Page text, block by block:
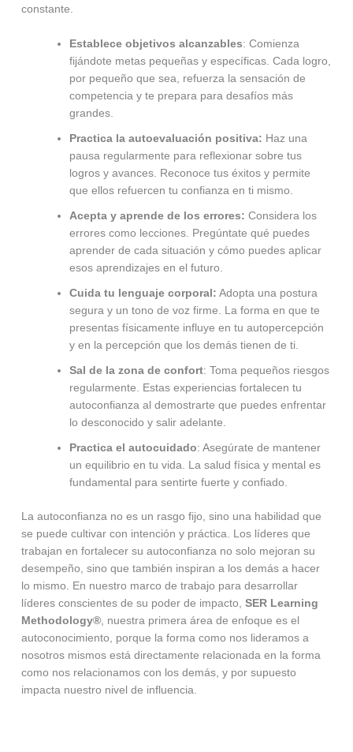
constante.
Establece objetivos alcanzables: Comienza
fijándote metas pequeñas y específicas. Cada logro,
por pequeño que sea, refuerza la sensación de
competencia y te prepara para desafíos más
grandes.
Practica la autoevaluación positiva: Haz una
pausa regularmente para reflexionar sobre tus
logros y avances. Reconoce tus éxitos y permite
que ellos refuercen tu confianza en ti mismo.
Acepta y aprende de los errores: Considera los
errores como lecciones. Pregúntate qué puedes
aprender de cada situación y cómo puedes aplicar
esos aprendizajes en el futuro.
Cuida tu lenguaje corporal: Adopta una postura
segura y un tono de voz firme. La forma en que te
presentas físicamente influye en tu autopercepción
y en la percepción que los demás tienen de ti.
Sal de la zona de confort: Toma pequeños riesgos
regularmente. Estas experiencias fortalecen tu
autoconfianza al demostrarte que puedes enfrentar
lo desconocido y salir adelante.
Practica el autocuidado: Asegúrate de mantener
un equilibrio en tu vida. La salud física y mental es
fundamental para sentirte fuerte y confiado.
La autoconfianza no es un rasgo fijo, sino una habilidad que
se puede cultivar con intención y práctica. Los líderes que
trabajan en fortalecer su autoconfianza no solo mejoran su
desempeño, sino que también inspiran a los demás a hacer
lo mismo. En nuestro marco de trabajo para desarrollar
líderes conscientes de su poder de impacto,SER Learning
Methodology® , nuestra primera área de enfoque es el
autoconocimiento, porque la forma como nos lideramos a
nosotros mismos está directamente relacionada en la forma
como nos relacionamos con los demás, y por supuesto
impacta nuestro nivel de influencia.